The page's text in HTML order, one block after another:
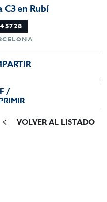
C3 en Rubí
/
VOLVER AL LISTADO